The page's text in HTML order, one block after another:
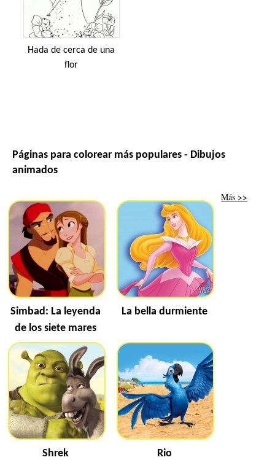
Hada de cerca de una
flor
Páginas para colorear más populares - Dibujos
animados
Simbad: La leyenda
de los siete mares
La bella durmiente
Shrek Rio
Más >>